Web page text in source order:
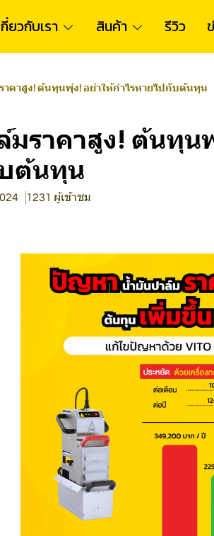
กี่ยวกับเรา สินค้า รีวิว
าคาสูง! ต้นทุนพุ่ง! อย่าให้กำไรหายไปกับต้นทุน
มราคาสูง! ต้นทุน
ต้นทุน
1231 ผู้เข้าชม